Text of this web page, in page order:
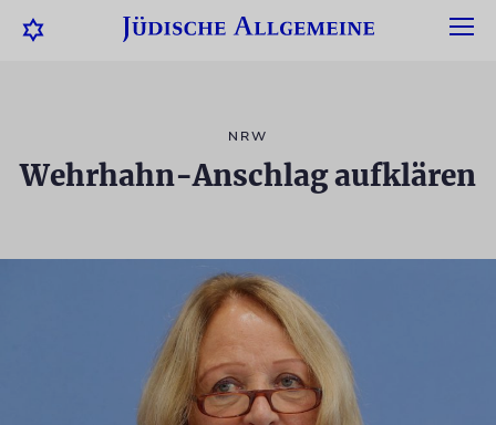
NRW
Wehrhahn-Anschlag aufklären